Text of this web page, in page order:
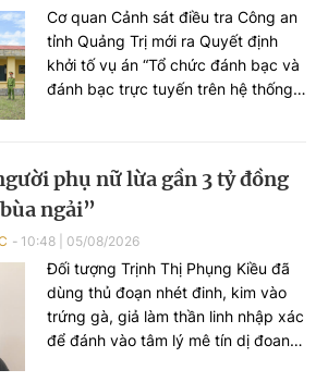
Cơ quan Cảnh sát điều tra Công an
tỉnh Quảng Trị mới ra Quyết định
khởi tố vụ án “Tổ chức đánh bạc và
đánh bạc trực tuyến trên hệ thống
bị can về các tội Tổ chức đánh bạc
và Đánh bạc theo quy định của Bộ
luật Hình sự.
phụ nữ lừa gần 3 tỷ đồng
ngải”
10:48 05/08/2026
Đối tượng Trịnh Thị Phụng Kiều đã
dùng thủ đoạn nhét đinh, kim vào
trứng gà, giả làm thần linh nhập xác
để đánh vào tâm lý mê tín dị đoan